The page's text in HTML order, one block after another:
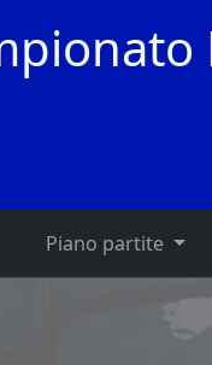
Piano partite